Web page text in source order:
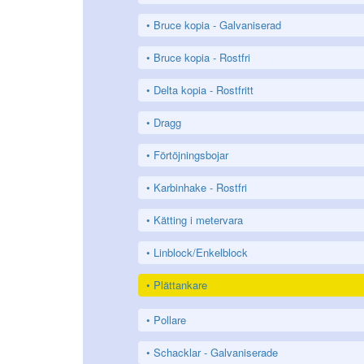
Bruce kopia - Galvaniserad
Bruce kopia - Rostfri
Delta kopia - Rostfritt
Dragg
Förtöjningsbojar
Karbinhake - Rostfri
Kätting i metervara
Linblock/Enkelblock
Plättankare
Pollare
Schacklar - Galvaniserade